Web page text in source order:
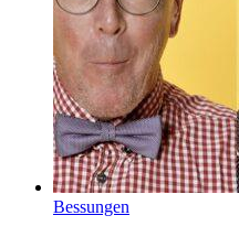
Bessungen